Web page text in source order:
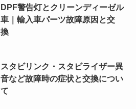
DPF警告灯とクリーンディーゼル
車｜輸入車パーツ故障原因と交
換
スタビリンク・スタビライザー異
音など故障時の症状と交換につい
て